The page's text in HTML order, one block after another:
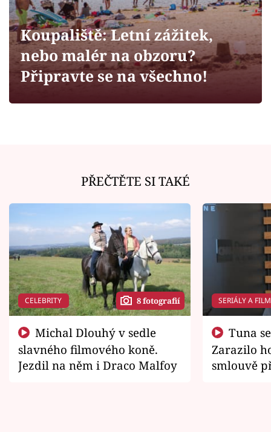
Sledujte prima+
Filmový festival Karlovy Vary
Sledujte nás
Koupaliště: Letní zážitek,
nebo malér na obzoru?
Připravte se na všechno!
PŘEČTĚTE SI TAKÉ
CELEBRITY 8 fotografií
slavného filmového koně.
Jezdil na něm i Draco Malfoy
SERIÁLY A
Zarazilo
smlouvě